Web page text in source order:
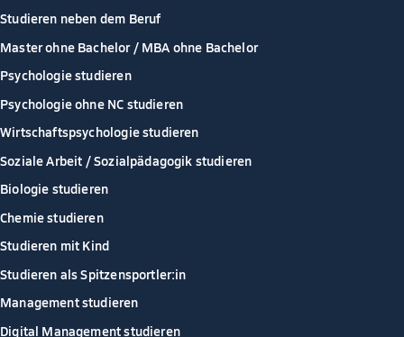
Studieren neben dem Beruf
Master ohne Bachelor / MBA ohne Bachelor
Psychologie studieren
Psychologie ohne NC studieren
Wirtschaftspsychologie studieren
Soziale Arbeit / Sozialpädagogik studieren
Biologie studieren
Chemie studieren
Studieren mit Kind
Studieren als Spitzensportler:in
Management studieren
Digital Management studieren